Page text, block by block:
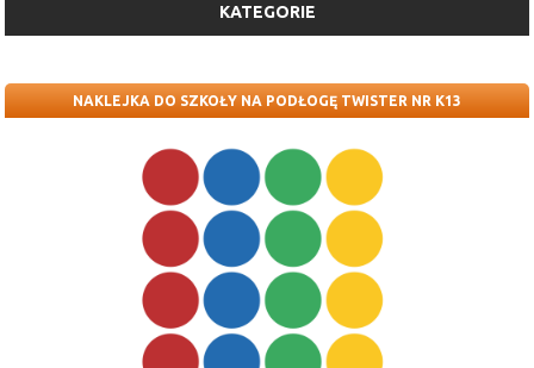
KATEGORIE
NAKLEJKA DO SZKOŁY NA PODŁOGĘ TWISTER NR K13